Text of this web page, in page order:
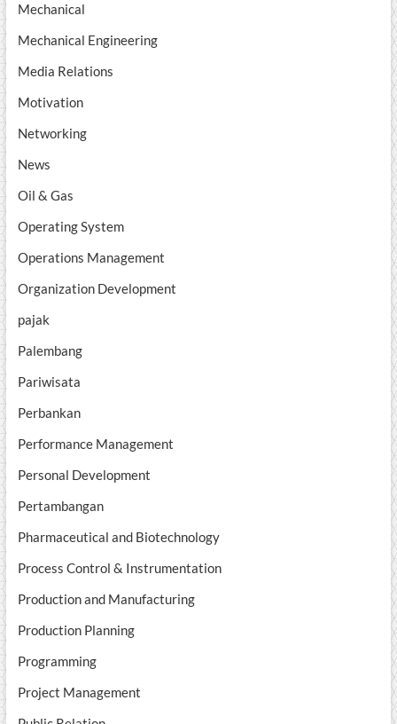
Mechanical
Mechanical Engineering
Media Relations
Motivation
Networking
News
Oil & Gas
Operating System
Operations Management
Organization Development
pajak
Palembang
Pariwisata
Perbankan
Performance Management
Personal Development
Pertambangan
Pharmaceutical and Biotechnology
Process Control & Instrumentation
Production and Manufacturing
Production Planning
Programming
Project Management